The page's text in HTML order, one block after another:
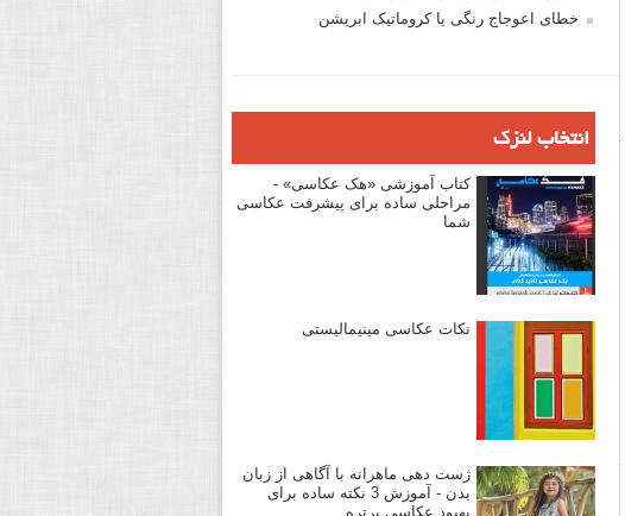
خطای اعوجاج رنگی یا کروماتیک ابریشن
انتخاب لنزک
کتاب آموزشی «هک عکاسی» -
مراحلی ساده برای پیشرفت عکاسی
شما
نکات عکاسی مینیمالیستی
ژست دهی ماهرانه با آگاهی از زبان
بدن - آموزش 3 نکته ساده برای
بهبود عکاسی پرتره